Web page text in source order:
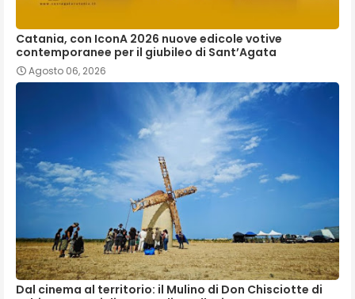
Catania, con IconA 2026 nuove edicole votive
contemporanee per il giubileo di Sant’Agata
Agosto 06, 2026
Dal cinema al territorio: il Mulino di Don Chisciotte di